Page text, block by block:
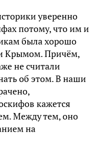
уверенно
потому, что им и
была хорошо
Крымом. Причём,
не считали
об этом. В наши
кажется
Между тем, оно
на